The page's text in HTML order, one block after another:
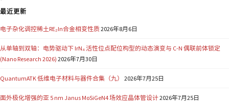
最近更新
电子杂化调控稀土RE₂In合金相变性质2026年8月6日
从单轴到双轴：电势驱动下 IrN₄ 活性位点配位构型的动态演变与 C-N 偶联前体锁定
(Nano Research 2026) 2026年7月30日
QuantumATK 低维电子材料与器件合集（九） 2026年7月25日
面外极化增强的亚 5 nm Janus MoSiGeN4 场效应晶体管设计2026年7月25日